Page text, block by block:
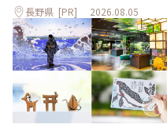
長野県 [PR] 2026.08.05